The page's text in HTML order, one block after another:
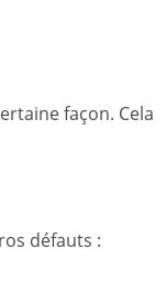
façon. Cela
défauts :